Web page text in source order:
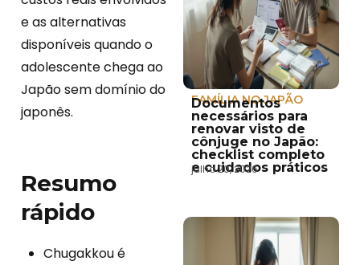
e as alternativas
disponíveis quando o
adolescente chega ao
Japão sem domínio do
japonês.
Resumo
rápido
Chugakkou é
FAMÍLIA NO JAPÃO
Documentos
necessários para
renovar visto de
cônjuge no Japão:
checklist completo
e cuidados práticos
julho 20, 2026